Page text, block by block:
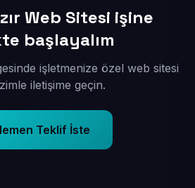
Web Sitesi işine
başlayalım
işletmenize özel web sitesi
iletişime geçin.
Teklif İste